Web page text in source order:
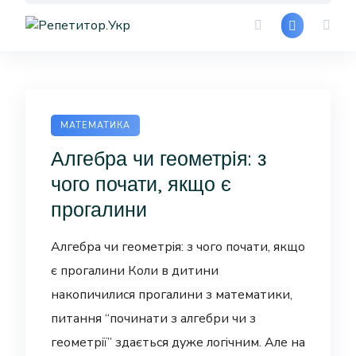
МАТЕМАТИКА
Алгебра чи геометрія: з
чого почати, якщо є
прогалини
Алгебра чи геометрія: з чого почати, якщо
є прогалини Коли в дитини
накопичилися прогалини з математики,
питання “починати з алгебри чи з
геометрії” здається дуже логічним. Але на